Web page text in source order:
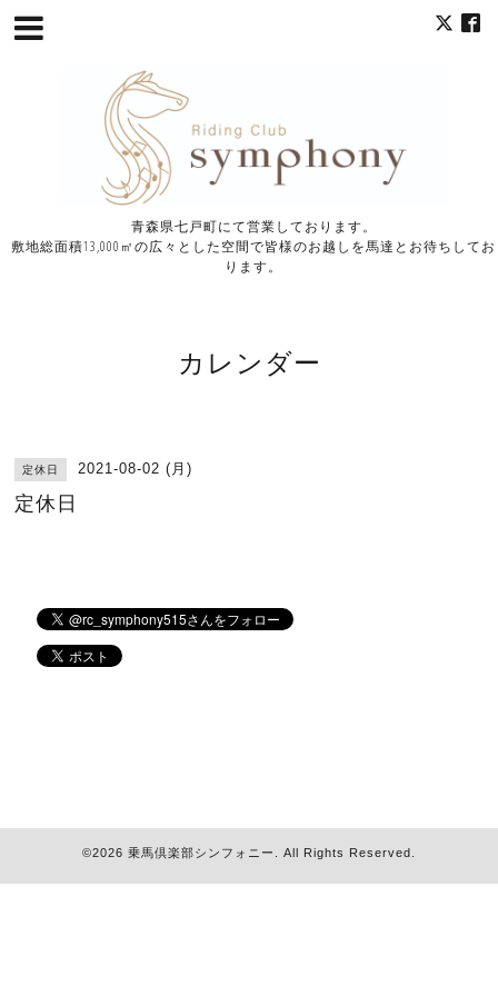
青森県七戸町にて営業しております。
敷地総面積13,000㎡の広々とした空間で皆様のお越しを馬達とお待ちしてお
ります。
カレンダー
定休日 2021-08-02 (月)
定休日
©2026 乗馬倶楽部シンフォニー . All Rights Reserved.